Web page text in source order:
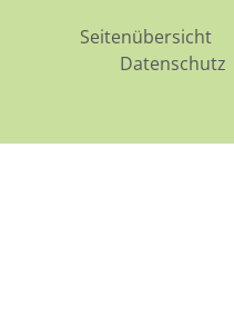
Seitenübersicht
Datenschutz